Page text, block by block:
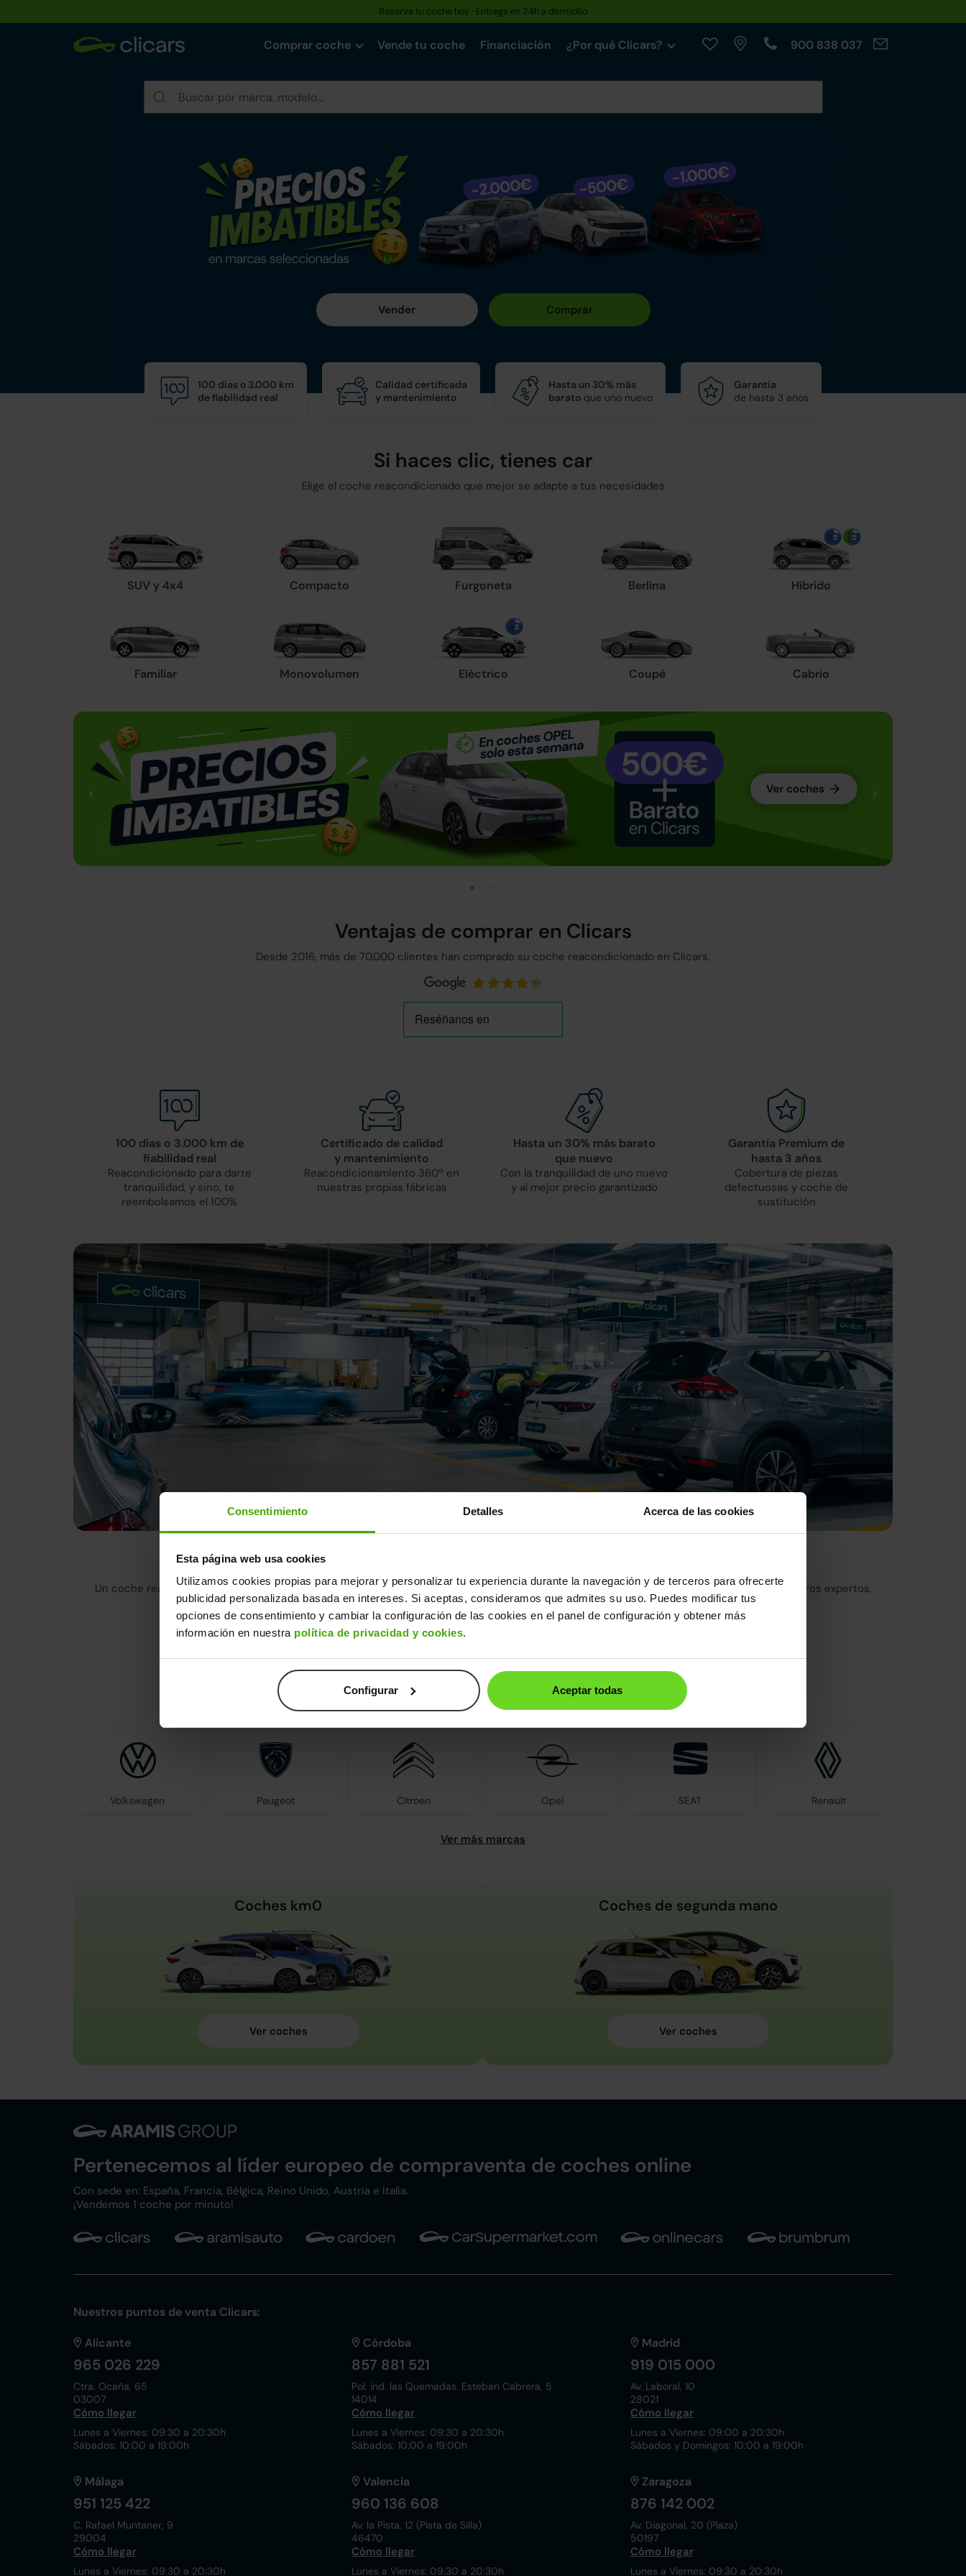
Consentimiento Detalles Acerca de las cookies
Esta página web usa cookies
Utilizamos cookies propias para mejorar y personalizar tu experiencia durante la navegación y de terceros para ofrecerte
publicidad personalizada basada en intereses. Si aceptas, consideramos que admites su uso. Puedes modificar tus
opciones de consentimiento y cambiar la configuración de las cookies en el panel de configuración y obtener más
información en nuestra política de privacidad y cookies.
Configurar Aceptar todas
Reserva tu coche hoy · Entrega en 24h a domicilio
Comprar coche Vende tu coche Financiación ¿Por qué Clicars? 900 838 037
Rebajas de verano en Clicars
100 días o 3.000 km
de fiabilidad real
Calidad certificada
y mantenimiento
Hasta un 30% más
barato que uno nuevo
Garantía
de hasta 3 años
Si haces clic, tienes car
Elige el coche reacondicionado que mejor se adapte a tus necesidades
SUV y 4x4 Compacto Furgoneta Berlina Híbrido
Familiar Monovolumen Eléctrico Coupé Cabrio
Ventajas de comprar en Clicars
Desde 2016, más de 70.000 clientes han comprado su coche reacondicionado en Clicars.
100 días o 3.000 km de
fiabilidad real
Reacondicionado para darte
tranquilidad, y sino, te
reembolsamos el 100%
Certificado de calidad
y mantenimiento
Reacondicionamiento 360º en
nuestras propias fábricas
Hasta un 30% más barato
que nuevo
Con la tranquilidad de uno nuevo
y al mejor precio garantizado
Garantía Premium de
hasta 3 años
Cobertura de piezas
defectuosas y coche de
sustitución
Tenemos la mayor fábrica de reacondicionamiento de Europa
Un coche reacondicionado en Clicars no es un coche de segunda mano "como cualquier otro": supera una meticulosa inspección por nuestros expertos,
cumple con los estándares del fabricante y se reacondiciona en nuestra fábrica de Madrid.
En Clicars encontrarás todas las marcas del mercado
Volkswagen Peugeot Citroen Opel SEAT Renault
Coches km0 Coches de segunda mano
Pertenecemos al líder europeo de compraventa de coches online
Con sede en: España, Francia, Bélgica, Reino Unido, Austria e Italia.
¡Vendemos 1 coche por minuto!
Nuestros puntos de venta Clicars:
Alicante
965 026 229
Ctra. Ocaña, 65
03007
Cómo llegar
Lunes a Viernes: 09:30 a 20:30h
Sábados: 10:00 a 19:00h
Córdoba
857 881 521
Pol. ind. las Quemadas. Esteban Cabrera, 5
14014
Cómo llegar
Lunes a Viernes: 09:30 a 20:30h
Sábados: 10:00 a 19:00h
Madrid
919 015 000
Av. Laboral, 10
28021
Cómo llegar
Lunes a Viernes: 09:00 a 20:30h
Sábados y Domingos: 10:00 a 19:00h
Málaga
951 125 422
C. Rafael Muntaner, 9
29004
Cómo llegar
Lunes a Viernes: 09:30 a 20:30h
Valencia
960 136 608
Av. la Pista, 12 (Pista de Silla)
46470
Cómo llegar
Lunes a Viernes: 09:30 a 20:30h
Zaragoza
876 142 002
Av. Diagonal, 20 (Plaza)
50197
Cómo llegar
Lunes a Viernes: 09:30 a 20:30h